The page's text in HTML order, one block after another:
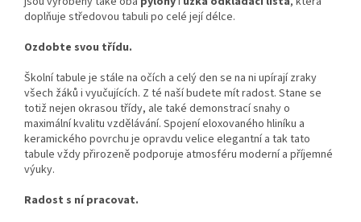
doplňuje středovou tabuli po celé její délce.
Ozdobte svou třídu.
Školní tabule je stále na očích a celý den se na ni upírají zraky
všech žáků i vyučujících. Z té naší budete mít radost. Stane se
totiž nejen okrasou třídy, ale také demonstrací snahy o
maximální kvalitu vzdělávání. Spojení eloxovaného hliníku a
keramického povrchu je opravdu velice elegantní a tak tato
tabule vždy přirozeně podporuje atmosféru moderní a příjemné
výuky.
Radost s ní pracovat.